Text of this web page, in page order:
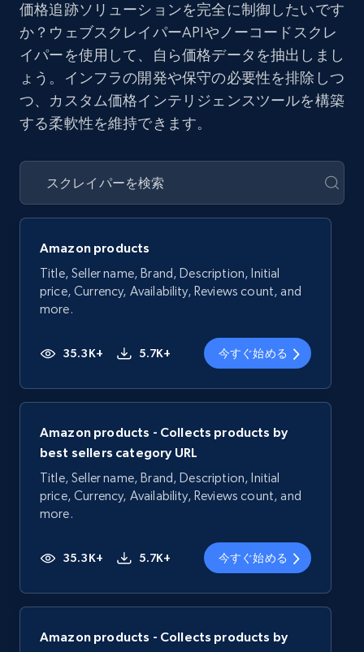
価格追跡ソリューションを完全に制御したいです
か？ウェブスクレイパーAPIやノーコードスクレ
イパーを使用して、自ら価格データを抽出しまし
ょう。インフラの開発や保守の必要性を排除しつ
つ、カスタム価格インテリジェンスツールを構築
する柔軟性を維持できます。
Amazon products
Title, Seller name, Brand, Description, Initial
price, Currency, Availability, Reviews count, and
more.
35.3K+ 5.7K+ 今すぐ始める
Amazon products - Collects products by
best sellers category URL
Title, Seller name, Brand, Description, Initial
price, Currency, Availability, Reviews count, and
more.
35.3K+ 5.7K+ 今すぐ始める
Amazon products - Collects products by